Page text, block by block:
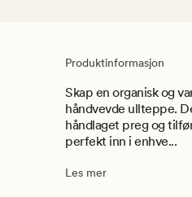
Produktinformasjon
Skap en organisk og
håndvevde ullteppe.
håndlaget preg og
perfekt inn i enhve...
Les mer